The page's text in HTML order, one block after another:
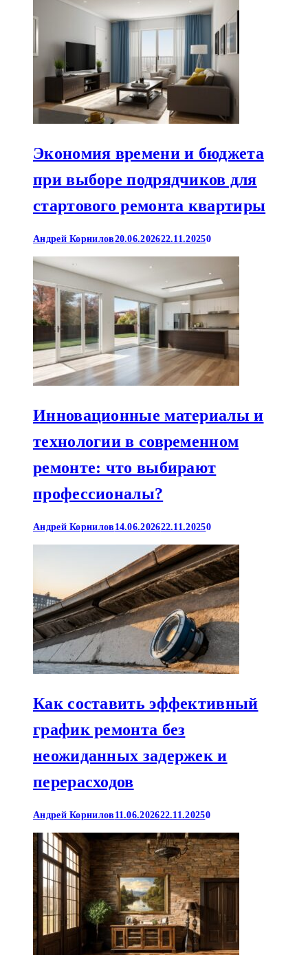
Экономия времени и бюджета
при выборе подрядчиков для
стартового ремонта квартиры
Андрей Корнилов20.06.202622.11.20250
Инновационные материалы и
технологии в современном
ремонте: что выбирают
профессионалы?
Андрей Корнилов 14.06.202622.11.20250
Как составить эффективный
график ремонта без
неожиданных задержек и
перерасходов
Андрей Корнилов 11.06.202622.11.20250